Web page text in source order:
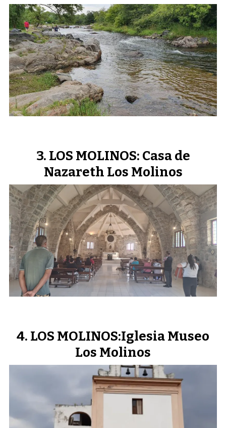
LOS MOLINOS: Casa de
Nazareth Los Molinos
LOS MOLINOS:Iglesia Museo
Los Molinos